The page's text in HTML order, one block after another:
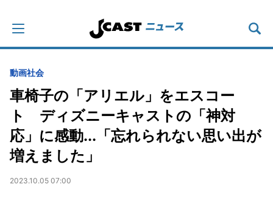
動画社会
車椅子の「アリエル」をエスコー
ト ディズニーキャストの「神対
応」に感動...「忘れられない思い出が
増えました」
2023.10.05 07:00